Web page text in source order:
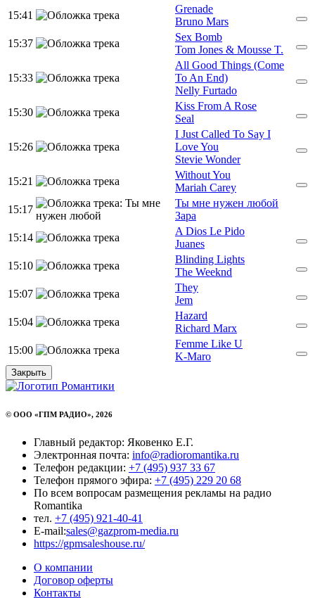
15:41
Grenade
Bruno Mars
15:37
Sex Bomb
Tom Jones & Mousse T.
15:33
All Good Things (Come
To An End)
Nelly Furtado
15:30
Kiss From A Rose
Seal
15:26
I Just Called To Say I
Love You
Stevie Wonder
15:21
Without You
Mariah Carey
15:17
Ты мне нужен любой
Зара
15:14
A Dios Le Pido
Juanes
15:10
Blinding Lights
The Weeknd
15:07
They
Jem
15:04
Hazard
Richard Marx
15:00
Femme Like U
K-Maro
Закрыть
© ООО «ГПМ РАДИО», 2026
Главный редактор: Яковенко Е.Г.
Электронная почта: info@radioromantika.ru
Телефон редакции: +7 (495) 937 33 67
Телефон прямого эфира: +7 (495) 229 20 68
По всем вопросам размещения рекламы на радио
Romantika
тел. +7 (495) 921-40-41
E-mail:sales@gazprom-media.ru
https://gpmsaleshouse.ru/
О компании
Договор оферты
Контакты